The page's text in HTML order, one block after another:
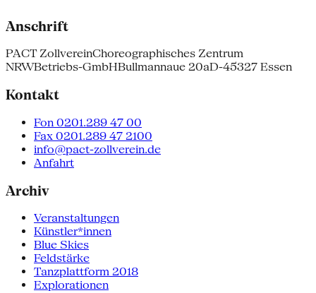
Anschrift
PACT ZollvereinChoreographisches Zentrum
NRWBetriebs-GmbHBullmannaue 20aD-45327 Essen
Kontakt
Fon 0201.289 47 00
Fax 0201.289 47 2100
info@pact-zollverein.de
Anfahrt
Archiv
Veranstaltungen
Künstler*innen
Blue Skies
Feldstärke
Tanzplattform 2018
Explorationen